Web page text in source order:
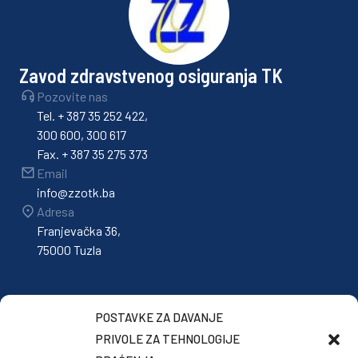
POSTAVKE ZA DAVANJE
PRIVOLE ZA TEHNOLOGIJE
Zavod zdravstvenog osiguranja TK
Pozovite nas
Tel. + 387 35 252 422,
300 600, 300 617
Fax. + 387 35 275 373
Email
info@zzotk.ba
Adresa
Franjevačka 36,
75000 Tuzla